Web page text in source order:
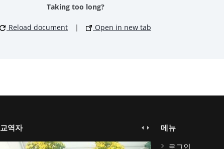
Taking too long?
Reload document | Open in new tab
교역자
메뉴
로그인